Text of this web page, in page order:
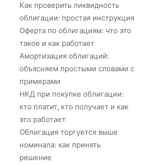
Как проверить ликвидность
облигации: простая инструкция
Оферта по облигациям: что это
такое и как работает
Амортизация облигаций:
объясняем простыми словами с
примерами
НКД при покупке облигации:
кто платит, кто получает и как
это работает
Облигация торгуется выше
номинала: как принять
решение